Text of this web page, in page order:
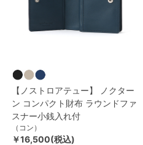
【ノストロアテュー】 ノクター
ン コンパクト財布 ラウンドファ
スナー小銭入れ付
（コン）
￥16,500(税込)